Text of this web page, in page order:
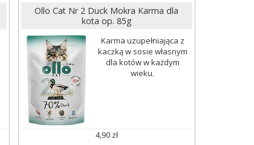
Ollo Cat Nr 2 Duck Mokra Karma dla
kota op. 85g
Karma uzupełniająca z
kaczką w sosie własnym
dla kotów w każdym
wieku.
4,90 zł